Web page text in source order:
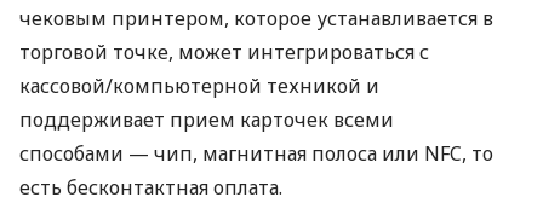
чековым принтером, которое устанавливается в
торговой точке, может интегрироваться с
кассовой/компьютерной техникой и
поддерживает прием карточек всеми
способами — чип, магнитная полоса или NFC, то
есть бесконтактная оплата.